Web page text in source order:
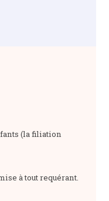
(la filiation
à tout requérant.